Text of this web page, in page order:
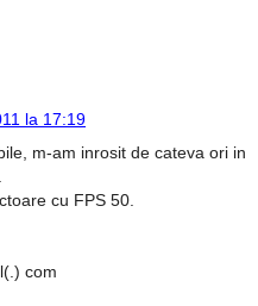
la 17:19
m-am inrosit de cateva ori in
cu FPS 50.
com